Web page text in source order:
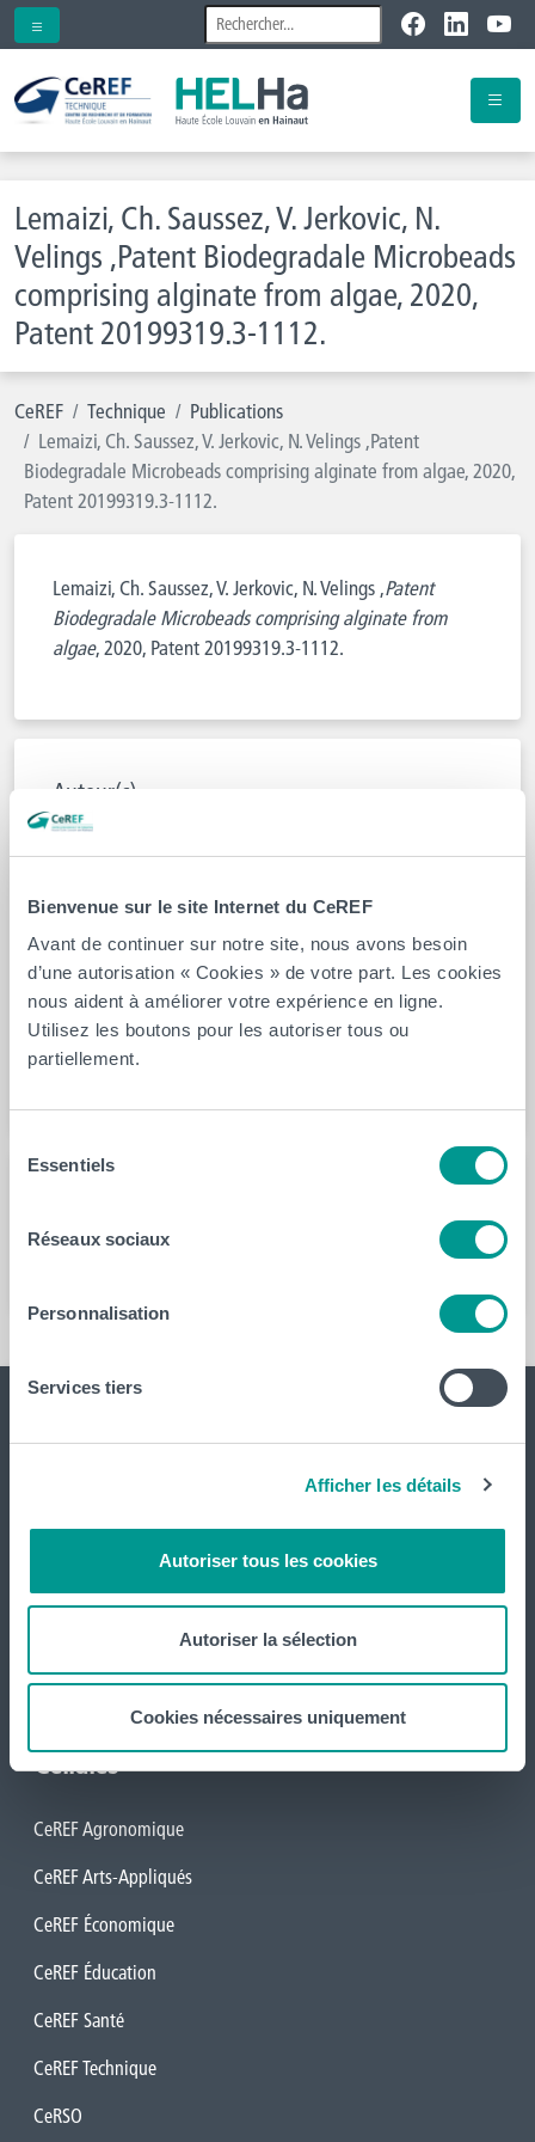
Bienvenue sur le site Internet du CeREF
Avant de continuer sur notre site, nous avons besoin
d’une autorisation « Cookies » de votre part. Les cookies
nous aident à améliorer votre expérience en ligne.
Utilisez les boutons pour les autoriser tous ou
partiellement.
Essentiels
Réseaux sociaux
Personnalisation
Services tiers
Afficher les détails
Autoriser tous les cookies
Autoriser la sélection
Cookies nécessaires uniquement
Lemaizi, Ch. Saussez, V. Jerkovic, N.
Velings ,Patent Biodegradale Microbeads
comprising alginate from algae, 2020,
Patent 20199319.3-1112.
CeREF Technique
Publications
Lemaizi, Ch. Saussez, V. Jerkovic, N. Velings ,Patent
Biodegradale Microbeads comprising alginate from algae, 2020,
Patent 20199319.3-1112.
Lemaizi, Ch. Saussez, V. Jerkovic, N. Velings ,Patent
Biodegradale Microbeads comprising alginate from
algae, 2020, Patent 20199319.3-1112.
Auteur(s)
Charlotte Saussez
Vesna Jerkovic
Nicolas Velings
Le CeREF, Centre de Recherche et de Formation continue
continue de la Haute Ecole Louvain en Hainaut.
Cellules
CeREF Agronomique
CeREF Arts-Appliqués
CeREF Économique
CeREF Éducation
CeREF Santé
CeREF Technique
CeRSO